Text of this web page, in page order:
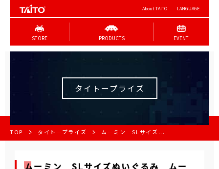
About TAITO LANGUAGE
STORE PRODUCTS EVENT
タイトープライズ
TOP タイトープライズ ムーミン SLサイズ...
ムーミン SLサイズぬいぐるみ ムー